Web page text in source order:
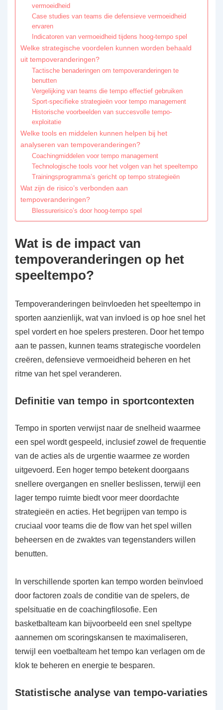
vermoeidheid
Case studies van teams die defensieve vermoeidheid
ervaren
Indicatoren van vermoeidheid tijdens hoog-tempo spel
Welke strategische voordelen kunnen worden behaald
uit tempoveranderingen?
Tactische benaderingen om tempoveranderingen te
benutten
Vergelijking van teams die tempo effectief gebruiken
Sport-specifieke strategieën voor tempo management
Historische voorbeelden van succesvolle tempo-
exploitatie
Welke tools en middelen kunnen helpen bij het
analyseren van tempoveranderingen?
Coachingmiddelen voor tempo management
Technologische tools voor het volgen van het speeltempo
Trainingsprogramma’s gericht op tempo strategieën
Wat zijn de risico’s verbonden aan
tempoveranderingen?
Blessurerisico’s door hoog-tempo spel
Wat is de impact van
tempoveranderingen op het
speeltempo?
Tempoveranderingen beïnvloeden het speeltempo in
sporten aanzienlijk, wat van invloed is op hoe snel het
spel vordert en hoe spelers presteren. Door het tempo
aan te passen, kunnen teams strategische voordelen
creëren, defensieve vermoeidheid beheren en het
ritme van het spel veranderen.
Definitie van tempo in sportcontexten
Tempo in sporten verwijst naar de snelheid waarmee
een spel wordt gespeeld, inclusief zowel de frequentie
van de acties als de urgentie waarmee ze worden
uitgevoerd. Een hoger tempo betekent doorgaans
snellere overgangen en sneller beslissen, terwijl een
lager tempo ruimte biedt voor meer doordachte
strategieën en acties. Het begrijpen van tempo is
cruciaal voor teams die de flow van het spel willen
beheersen en de zwaktes van tegenstanders willen
benutten.
In verschillende sporten kan tempo worden beïnvloed
door factoren zoals de conditie van de spelers, de
spelsituatie en de coachingfilosofie. Een
basketbalteam kan bijvoorbeeld een snel speltype
aannemen om scoringskansen te maximaliseren,
terwijl een voetbalteam het tempo kan verlagen om de
klok te beheren en energie te besparen.
Statistische analyse van tempo-variaties